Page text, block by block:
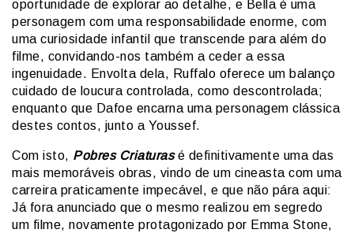
oportunidade de explorar ao detalhe, e Bella é uma
personagem com uma responsabilidade enorme, com
uma curiosidade infantil que transcende para além do
filme, convidando-nos também a ceder a essa
ingenuidade. Envolta dela, Ruffalo oferece um balanço
cuidado de loucura controlada, como descontrolada;
enquanto que Dafoe encarna uma personagem clássica
destes contos, junto a Youssef.
Com isto, Pobres Criaturasé definitivamente uma das
mais memoráveis obras, vindo de um cineasta com uma
carreira praticamente impecável, e que não pára aqui:
Já fora anunciado que o mesmo realizou em segredo
um filme, novamente protagonizado por Emma Stone,